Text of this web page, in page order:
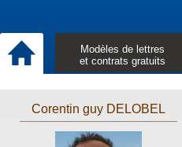
Modèles de lettres
et contrats gratuits
Corentin guy DELOBEL